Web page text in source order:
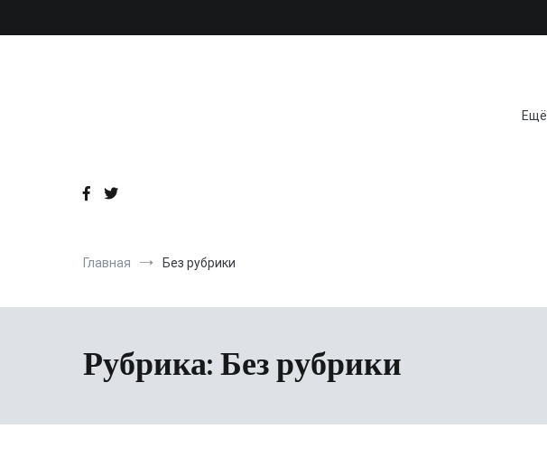
Главная Без рубрики
Рубрика:Без рубрики